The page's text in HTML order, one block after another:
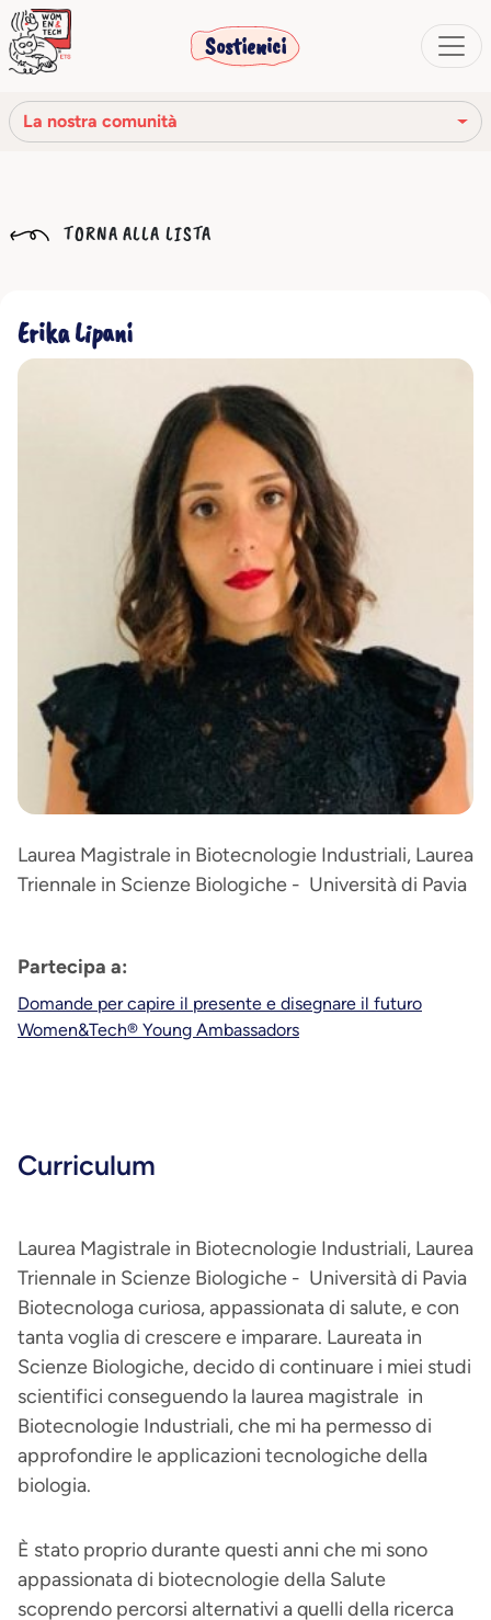
Sostienici
La nostra comunità
La nostra storia
Il nostro network
La nostra comunità
TORNA ALLA LISTA
Erika Lipani
Laurea Magistrale in Biotecnologie Industriali, Laurea
Triennale in Scienze Biologiche - Università di Pavia
Partecipa a:
Domande per capire il presente e disegnare il futuro
Women&Tech® Young Ambassadors
Curriculum
Laurea Magistrale in Biotecnologie Industriali, Laurea
Triennale in Scienze Biologiche - Università di Pavia
Biotecnologa curiosa, appassionata di salute, e con
tanta voglia di crescere e imparare. Laureata in
Scienze Biologiche, decido di continuare i miei studi
scientifici conseguendo la laurea magistrale in
Biotecnologie Industriali, che mi ha permesso di
approfondire le applicazioni tecnologiche della
biologia.
È stato proprio durante questi anni che mi sono
appassionata di biotecnologie della Salute
scoprendo percorsi alternativi a quelli della ricerca